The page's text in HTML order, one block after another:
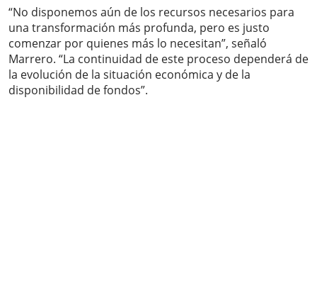
“No disponemos aún de los recursos necesarios para
una transformación más profunda, pero es justo
comenzar por quienes más lo necesitan”, señaló
Marrero. “La continuidad de este proceso dependerá de
la evolución de la situación económica y de la
disponibilidad de fondos”.